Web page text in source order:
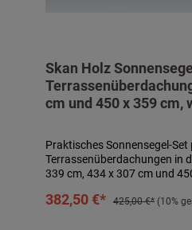
Skan Holz
cm und 450 x 359 cm,
Praktisches Sonnensegel-
Terrassenüberdachungen in
339 cm, 434 x 307 cm und
wasserabweisendem, 100 %
382,50 €* 425,00 €* (10%
In den